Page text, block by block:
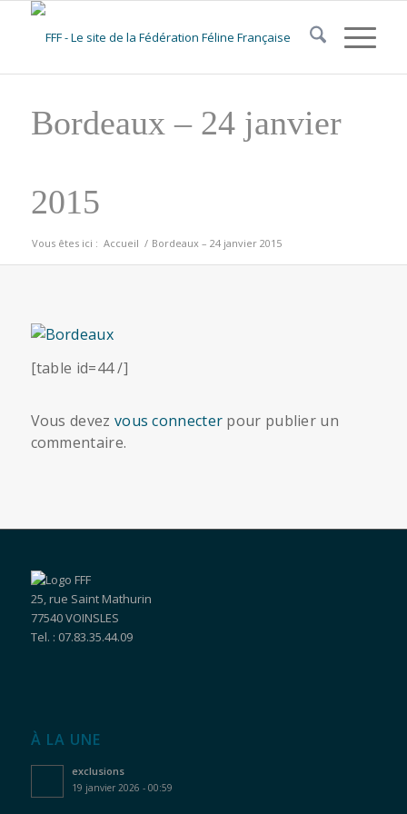
Bordeaux – 24 janvier
2015
Vous êtes ici : Accueil / Bordeaux – 24 janvier 2015
[table id=44 /]
Vous devez vous connecter pour publier un
commentaire.
25, rue Saint Mathurin
77540 VOINSLES
Tel. : 07.83.35.44.09
À LA UNE
exclusions
19 janvier 2026 - 00:59